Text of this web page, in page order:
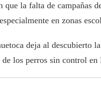
que la falta de campañas
en zonas
deja al descubierto
los perros sin control en